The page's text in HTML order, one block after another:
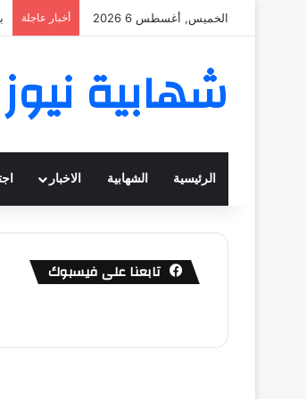
الخميس, أغسطس 6 2026 أخبار عاجلة
شهابية نيوز
الرئيسية الشهابية الاخبار
تابعنا على فيسبوك